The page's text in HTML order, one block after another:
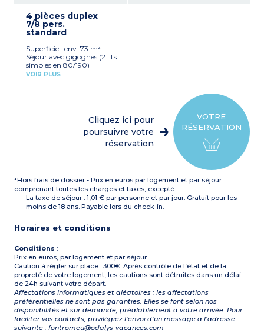
pain)
Salle de douche ou de bain,
WC séparé pour la plupart
Exposition Nord (rez-de-
côté parking ou talus
gril/micro-ondes, lave-
vaisselle, hotte aspirante,
cafetière à capsules,
pain)
Chambre avec 1 lit double
en 140/190
Cabine avec 2 lits
4 pièces duplex
7/8 pers.
standard
Superficie : env. 73 m²
Séjour avec gigognes (2 lits
simples en 80/190)
Kitchenette équipée
gril/micro-ondes, lave-
vaisselle, hotte aspirante,
cafetière à capsules,
bouilloire électrique, grille-
simples en 90/190 à l'étage
Chambre avec 2 lits
simples côte à côte à
l'étage
l’étage
étage), côté parking ou
talus
VOIR PLUS
VOTRE
RÉSERVATION
Cliquez ici pour
poursuivre votre
réservation
¹Hors frais de dossier - Prix en euros par logement et par séjour
comprenant toutes les charges et taxes, excepté :
La taxe de séjour : 1,01 € par personne et par jour. Gratuit pour les
moins de 18 ans. Payable lors du check-in.
Horaires et conditions
Conditions :
Prix en euros, par logement et par séjour.
Caution à régler sur place : 300€. Après contrôle de l’état et de la
propreté de votre logement, les cautions sont détruites dans un délai
de 24h suivant votre départ.
Affectations informatiques et aléatoires : les affectations
préférentielles ne sont pas garanties. Elles se font selon nos
disponibilités et sur demande, préalablement à votre arrivée. Pour
faciliter vos contacts, privilégiez l’envoi d’un message à l’adresse
suivante : fontromeu@odalys-vacances.com